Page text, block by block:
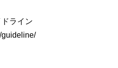
ライン
guideline/